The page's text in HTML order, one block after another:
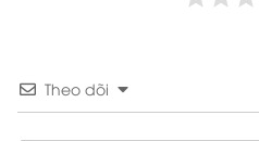
Theo dõi